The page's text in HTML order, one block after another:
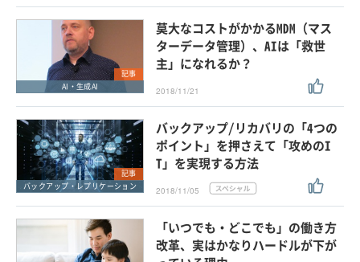
記事
AI・生成AI
莫大なコストがかかるMDM（マス
ターデータ管理）、AIは「救世
主」になれるか？
2018/11/21
記事
バックアップ・レプリケーション
バックアップ/リカバリの「4つの
ポイント」を押さえて「攻めのI
T」を実現する方法
2018/11/05
「いつでも・どこでも」の働き方
改革、実はかなりハードルが下が